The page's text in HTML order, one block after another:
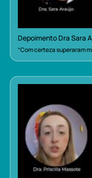
Depoimento Dra Sara
“Com certeza superaram